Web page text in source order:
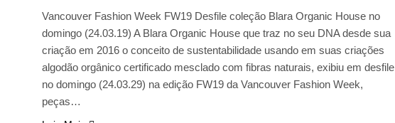
Vancouver Fashion Week FW19 Desfile coleção Blara Organic House no
domingo (24.03.19) A Blara Organic House que traz no seu DNA desde sua
criação em 2016 o conceito de sustentabilidade usando em suas criações
algodão orgânico certificado mesclado com fibras naturais, exibiu em desfile
no domingo (24.03.29) na edição FW19 da Vancouver Fashion Week,
peças…